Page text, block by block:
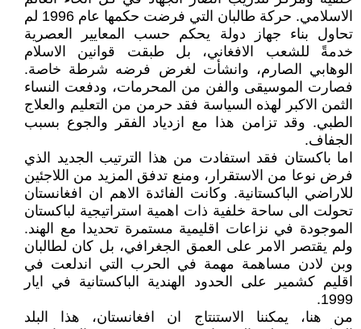
الاسلامي. حركة طالبان التي فرضت حكمها عام 1996 لم
تحاول بناء جهاز دولة يحكم حسب المعايير العصرية
خدمةً للشعب الافغاني، بل طبقت قوانين الاسلام
الوهابي الصارم، وانشأت لغرض فرضه شرطة خاصة.
فصارت الموسيقى والفن من المحرمات، ودفعت النساء
الثمن الاكبر لهذه السياسة فقد حرمن من التعليم والعلاج
الطبي. وقد تزامن هذا مع ازدياد الفقر والجوع بسبب
الجفاف.
اما باكستان فقد استفادت من هذا الترتيب الجديد الذي
فرض نوعا من الاستقرار، ومنع تدفق المزيد من اللاجئين
للاراضي الباكستانية. وكانت الفائدة الاهم ان افغانستان
تحولت الى ساحة خلفية ذات اهمية استراتيجية لباكستان
الموجودة في نزاعات اقليمية مستمرة تحديدا مع الهند.
ولم يقتصر الامر على العمق الجغرافي، بل كان لطالبان
وبن لادن مساهمة مهمة في الحرب التي اندلعت في
اقليم كشمير على الحدود الهندية الباكستانية في ايار
1999.
من هنا، يمكننا الاستنتاج ان افغانستان، هذا البلد